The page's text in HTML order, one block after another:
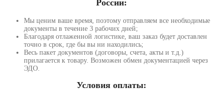
России:
Мы ценим ваше время, поэтому отправляем все необходимые
документы в течение 3 рабочих дней;
Благодаря отлаженной логистике, ваш заказ будет доставлен
точно в срок, где бы вы ни находились;
Весь пакет документов (договоры, счета, акты и т.д.)
прилагается к товару. Возможен обмен документацией через
ЭДО.
Условия оплаты: